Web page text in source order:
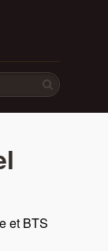
et BTS